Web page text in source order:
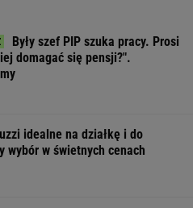
Były szef PIP szuka pracy. Prosi
domagać się pensji?".
idealne na działkę i do
wybór w świetnych cenach